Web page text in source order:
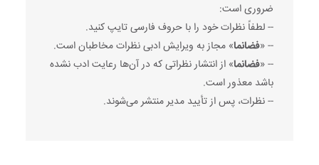
ضروری است:
-- لطفاً نظرات خود را با حروف فارسی تایپ کنید.
-- «فضانما» مجاز به ویرایش ادبی نظرات مخاطبان است.
-- «فضانما» از انتشار نظراتی که در آن‌ها رعایت ادب نشده
باشد معذور است.
-- نظرات، پس از تأیید مدیر منتشر می‌شوند.